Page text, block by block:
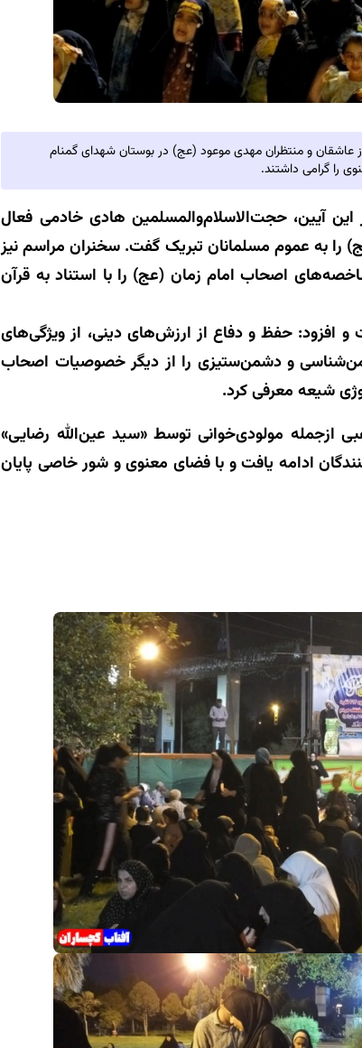
عاشقان و منتظران مهدی موعود (عج) در بوستان شهدای گمنام
را گرامی داشتند.
این آیین، حجت‌الاسلام‌والمسلمین هادی خادمی فعال
به عموم مسلمانان تبریک گفت. سخنران مراسم نیز
اصحاب امام زمان (عج) را با استناد به قرآن
افزود: حفظ و دفاع از ارزش‌های دینی، از ویژگی‌های
و دشمن‌ستیزی را از دیگر خصوصیات اصحاب
شیعه معرفی کرد.
ازجمله مولودی‌خوانی توسط «سید عین‌الله رضایی»
ادامه یافت و با فضای معنوی و شور خاصی پایان